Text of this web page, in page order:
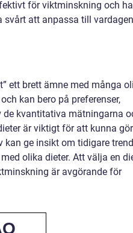
för viktminskning och
svårt att anpassa till
ett brett ämne med många
kan bero på preferenser,
kvantitativa mätningarna
är viktigt för att kunna
ge insikt om tidigare
olika dieter. Att välja en
är avgörande för